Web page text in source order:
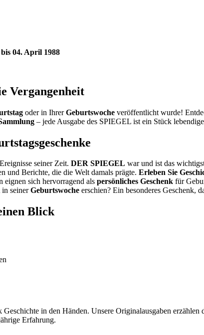
04. April 1988
Vergangenheit
oder in IhrerGeburtswoche veröffentlicht wurde!
– jede Ausgabe des SPIEGEL ist ein Stück
seiner Zeit. DER SPIEGEL war und ist das
und Berichte, die die Welt damals prägte. Erleben Sie
eignen sich hervorragend als persönliches Geschenk für
in seinerGeburtswoche erschien? Ein besonderes Geschenk,
Blick
in den Händen. Unsere Originalausgaben
Erfahrung.